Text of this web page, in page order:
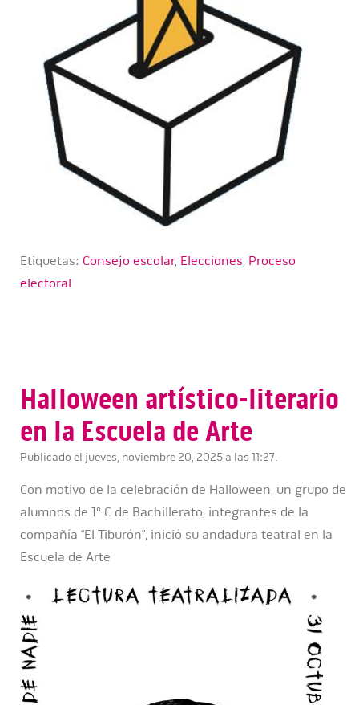
Etiquetas: Consejo escolar, Elecciones, Proceso
electoral
Halloween artístico-literario
en la Escuela de Arte
Publicado el jueves, noviembre 20, 2025 a las 11:27.
Con motivo de la celebración de Halloween, un grupo de
alumnos de 1º C de Bachillerato, integrantes de la
compañía “El Tiburón”, inició su andadura teatral en la
Escuela de Arte